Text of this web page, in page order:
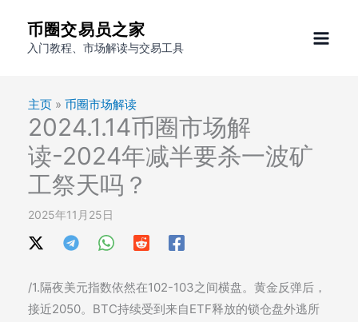
币圈交易员之家
入门教程、市场解读与交易工具
主页 » 币圈市场解读
2024.1.14币圈市场解
读-2024年减半要杀一波矿
工祭天吗？
2025年11月25日
/1.隔夜美元指数依然在102-103之间横盘。黄金反弹后，
接近2050。BTC持续受到来自ETF释放的锁仓盘外逃所